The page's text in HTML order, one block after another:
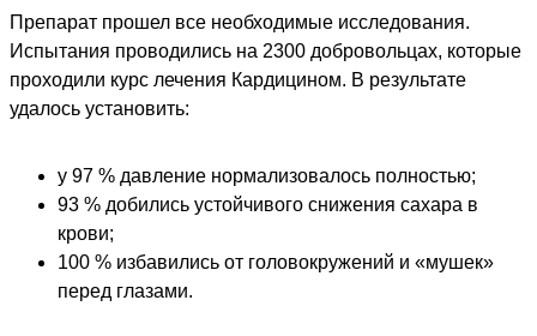
Препарат прошел все необходимые исследования.
Испытания проводились на 2300 добровольцах, которые
проходили курс лечения Кардицином. В результате
удалось установить:
у 97 % давление нормализовалось полностью;
93 % добились устойчивого снижения сахара в
крови;
100 % избавились от головокружений и «мушек»
перед глазами.